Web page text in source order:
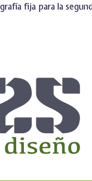
fija para la